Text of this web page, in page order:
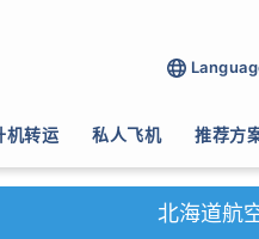
机转运 私人飞机 推荐方
北海道航